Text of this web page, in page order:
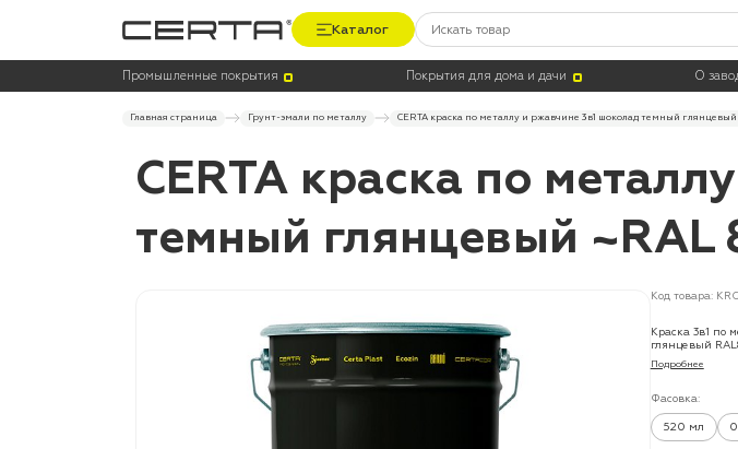
Каталог
Промышленные покрытия Покрытия для дома и дачи О
Главная страница Грунт-эмали по металлу CERTA краска по металлу и ржавчине 3в1 шоколад темный глянцевый
CERTA краска по
темный глянцевый ~RAL
Код товара:
Краска 3в1 по
глянцевый
Подробнее
Фасовка:
520 мл